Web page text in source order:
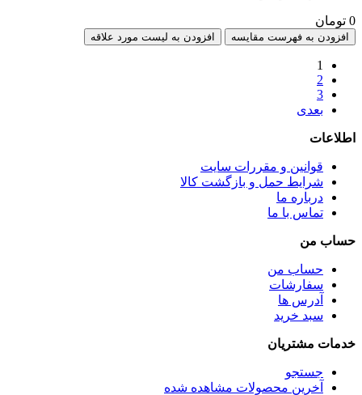
0 تومان
افزودن به فهرست مقایسه افزودن به لیست مورد علاقه
1
2
3
بعدی
اطلاعات
قوانین و مقررات سایت
شرایط حمل و بازگشت کالا
درباره ما
تماس با ما
حساب من
حساب من
سفارشات
آدرس ها
سبد خرید
خدمات مشتریان
جستجو
آخرین محصولات مشاهده شده